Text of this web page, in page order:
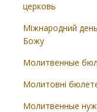
церковь
Міжнародний
Божу
Молитвенные
Молитовні
Молитвенные